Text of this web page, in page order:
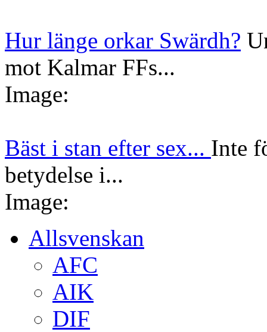
Hur länge orkar Swärdh?
mot Kalmar FFs...
Image:
Bäst i stan efter sex... Inte
betydelse i...
Image:
Allsvenskan
AFC
AIK
DIF